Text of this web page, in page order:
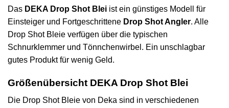
Das DEKA Drop Shot Blei ist ein günstiges Modell für
Einsteiger und Fortgeschrittene Drop Shot Angler. Alle
Drop Shot Bleie verfügen über die typischen
Schnurklemmer und Tönnchenwirbel. Ein unschlagbar
gutes Produkt für wenig Geld.
Größenübersicht DEKA Drop Shot Blei
Die Drop Shot Bleie von Deka sind in verschiedenen